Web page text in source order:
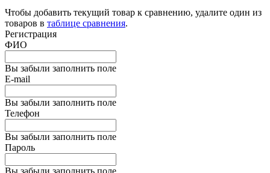
Чтобы добавить текущий товар к сравнению, удалите один из
товаров в таблице сравнения.
Регистрация
ФИО
Вы забыли заполнить поле
E-mail
Вы забыли заполнить поле
Телефон
Вы забыли заполнить поле
Пароль
Вы забыли заполнить поле